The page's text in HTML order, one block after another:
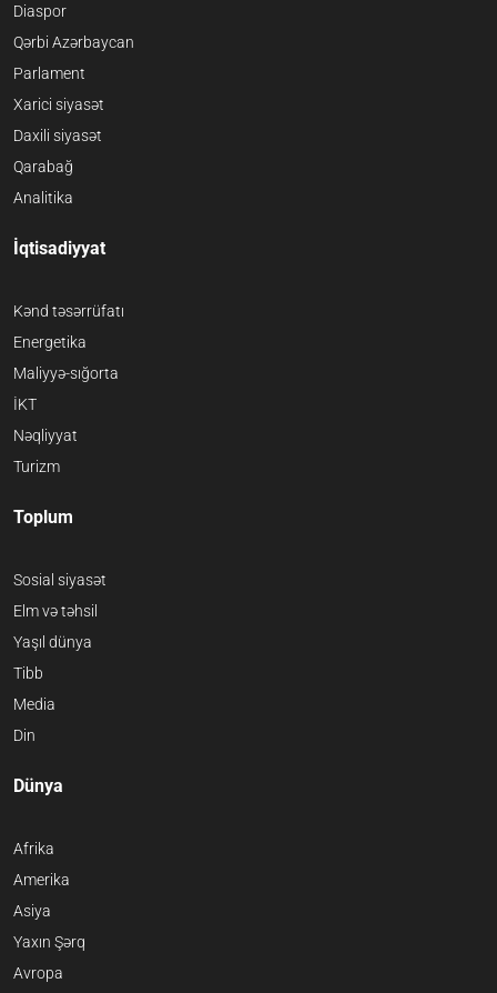
Diaspor
Qərbi Azərbaycan
Parlament
Xarici siyasət
Daxili siyasət
Qarabağ
Analitika
İqtisadiyyat
Kənd təsərrüfatı
Energetika
Maliyyə-sığorta
İKT
Nəqliyyat
Turizm
Toplum
Sosial siyasət
Elm və təhsil
Yaşıl dünya
Tibb
Media
Din
Dünya
Afrika
Amerika
Asiya
Yaxın Şərq
Avropa